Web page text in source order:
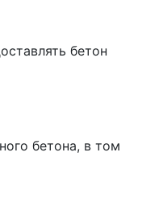
бетон
бетона, в том